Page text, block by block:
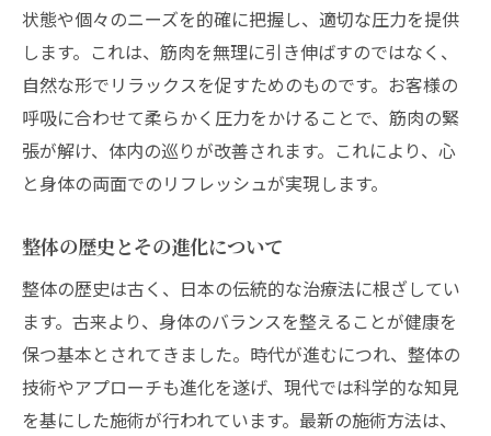
整体前後のリフレッシュ習慣
整体の施術アプローチで得られる健康効果とそ
の理由
整体による血流改善の効果とその理由
姿勢矯正を通じたホルモンバランスの整え
方
心身のリフレッシュを実現する施術法
施術により促進される新陳代謝の向上
整体で保つ若々しい身体と健康な心
個別ニーズに応じた整体施術の選び方とその利
点
状態や個々のニーズを的確に把握し、適切な圧力を提供
します。これは、筋肉を無理に引き伸ばすのではなく、
自然な形でリラックスを促すためのものです。お客様の
呼吸に合わせて柔らかく圧力をかけることで、筋肉の緊
張が解け、体内の巡りが改善されます。これにより、心
と身体の両面でのリフレッシュが実現します。
整体の歴史とその進化について
整体の歴史は古く、日本の伝統的な治療法に根ざしてい
ます。古来より、身体のバランスを整えることが健康を
保つ基本とされてきました。時代が進むにつれ、整体の
技術やアプローチも進化を遂げ、現代では科学的な知見
を基にした施術が行われています。最新の施術方法は、